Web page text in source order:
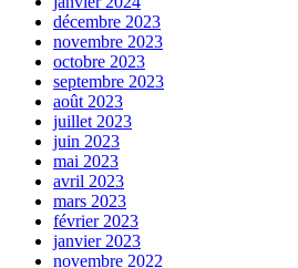
décembre 2023
novembre 2023
octobre 2023
septembre 2023
août 2023
juillet 2023
juin 2023
mai 2023
avril 2023
mars 2023
février 2023
janvier 2023
novembre 2022